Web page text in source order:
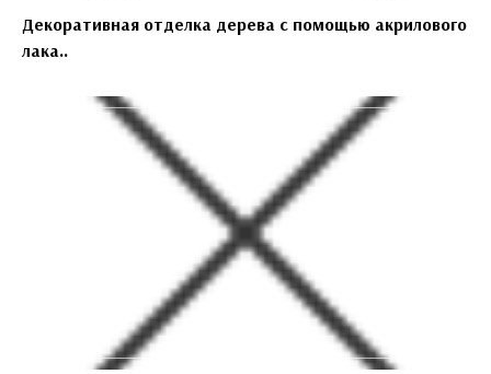
Декоративная отделка дерева с помощью акрилового
лака..